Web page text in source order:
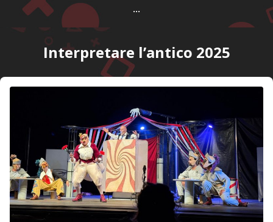
...
Interpretare l’antico 2025